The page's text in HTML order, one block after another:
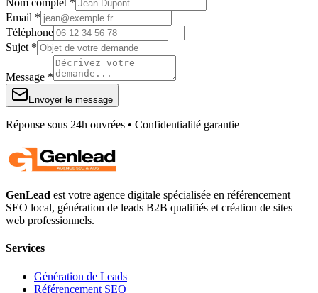
Nom complet *
Email *
Téléphone
Sujet *
Message *
Envoyer le message
Réponse sous 24h ouvrées • Confidentialité garantie
GenLead est votre agence digitale spécialisée en référencement
SEO local, génération de leads B2B qualifiés et création de sites
web professionnels.
Services
Génération de Leads
Référencement SEO